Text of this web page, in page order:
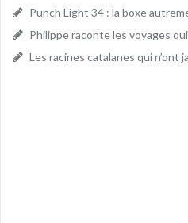
Punch Light 34 : la boxe
Philippe raconte les voyages
Les racines catalanes qui n’ont